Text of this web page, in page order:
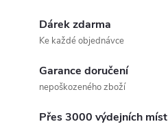
Dárek zdarma
Ke každé objednávce
Garance doručení
nepoškozeného zboží
Přes 3000 výdejních míst